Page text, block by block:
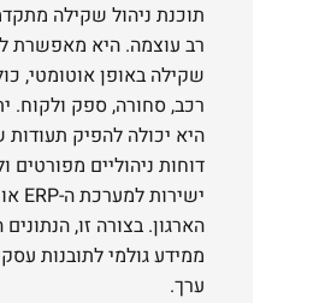
תוכנת ניהול שקילה
רב עוצמה. היא מאפשרת
שקילה באופן אוטומטי,
רכב, סחורה, ספק ולקוח.
היא יכולה להפיק תעודות
דוחות ניהוליים
הארגון. בצורה זו,
ממידע גולמי לתובנות
ערך.